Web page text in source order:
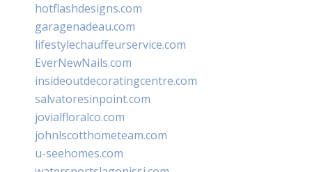
hotflashdesigns.com
garagenadeau.com
lifestylechauffeurservice.com
EverNewNails.com
insideoutdecoratingcentre.com
salvatoresinpoint.com
jovialfloralco.com
johnlscotthometeam.com
u-seehomes.com